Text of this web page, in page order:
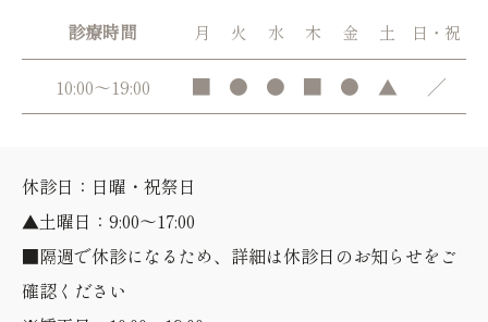
診療時間 月 火 水 木 金 土 日・祝
10:00～19:00 ■ ● ● ■ ● ▲ ／
休診日：日曜・祝祭日
▲土曜日：9:00～17:00
■隔週で休診になるため、詳細は休診日のお知らせをご
確認ください